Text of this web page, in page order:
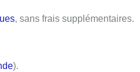
, sans frais supplémentaires.
).